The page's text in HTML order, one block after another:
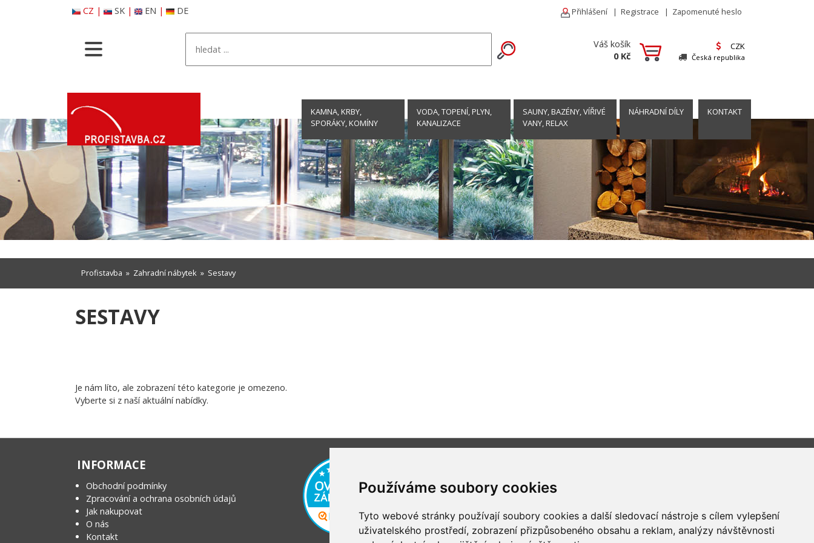
Používáme soubory cookies
Tyto webové stránky používají soubory cookies a další sledovací nástroje s cílem vylepšení
uživatelského prostředí, zobrazení přizpůsobeného obsahu a reklam, analýzy návštěvnosti
CZ | SK| EN | DE Přihlášení | Registrace | Zapomenuté heslo
Váš košík
0 Kč
CZK
Česká republika
KAMNA, KRBY,
SPORÁKY, KOMÍNY
VODA, TOPENÍ, PLYN,
KANALIZACE
SAUNY, BAZÉNY, VÍŘIVÉ
VANY, RELAX
NÁHRADNÍ DÍLY KONTAKT
Profistavba » Zahradní nábytek » Sestavy
SESTAVY
Je nám líto, ale zobrazení této kategorie je omezeno.
Vyberte si z naší aktuální nabídky.
INFORMACE
Obchodní podmínky
Zpracování a ochrana osobních údajů
Jak nakupovat
O nás
Kontakt
Všechna práva vyhrazena
Bravura s.r.o. © 2026
profesionální webové stránky: triangl web